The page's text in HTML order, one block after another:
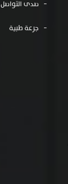
صدى التواصل
جرعة طبية